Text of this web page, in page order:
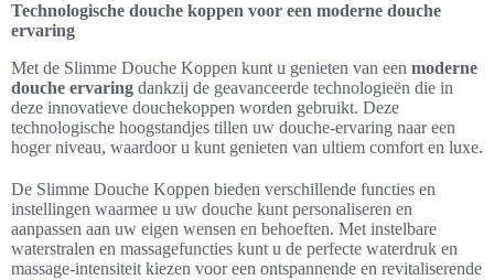
Technologische douche koppen voor een moderne douche
ervaring
Met de Slimme Douche Koppen kunt u genieten van een moderne
douche ervaring dankzij de geavanceerde technologieën die in
deze innovatieve douchekoppen worden gebruikt. Deze
technologische hoogstandjes tillen uw douche-ervaring naar een
hoger niveau, waardoor u kunt genieten van ultiem comfort en luxe.
De Slimme Douche Koppen bieden verschillende functies en
instellingen waarmee u uw douche kunt personaliseren en
aanpassen aan uw eigen wensen en behoeften. Met instelbare
waterstralen en massagefuncties kunt u de perfecte waterdruk en
massage-intensiteit kiezen voor een ontspannende en revitaliserende